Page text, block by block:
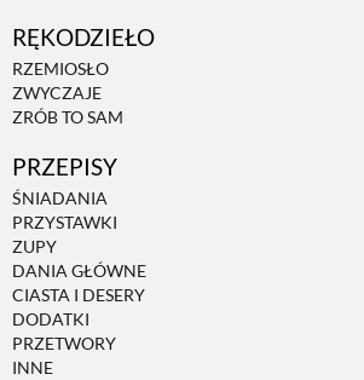
RĘKODZIEŁO
RZEMIOSŁO
ZWYCZAJE
ZRÓB TO SAM
PRZEPISY
ŚNIADANIA
PRZYSTAWKI
ZUPY
DANIA GŁÓWNE
CIASTA I DESERY
DODATKI
PRZETWORY
INNE